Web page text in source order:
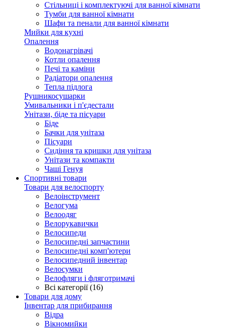
Стільниці і комплектуючі для ванної кімнати
Тумби для ванної кімнати
Шафи та пенали для ванної кімнати
Мийки для кухні
Опалення
Водонагрівачі
Котли опалення
Печі та каміни
Радіатори опалення
Тепла підлога
Рушникосушарки
Умивальники і п'єдестали
Унітази, біде та пісуари
Біде
Бачки для унітаза
Пісуари
Сидіння та кришки для унітаза
Унітази та компакти
Чаші Генуя
Спортивні товари
Товари для велоспорту
Велоінструмент
Велогума
Велоодяг
Велорукавички
Велосипеди
Велосипедні запчастини
Велосипедні комп'ютери
Велосипедний інвентар
Велосумки
Велофляги і фляготримачі
Всі категорії (16)
Товари для дому
Інвентар для прибирання
Відра
Вікномийки